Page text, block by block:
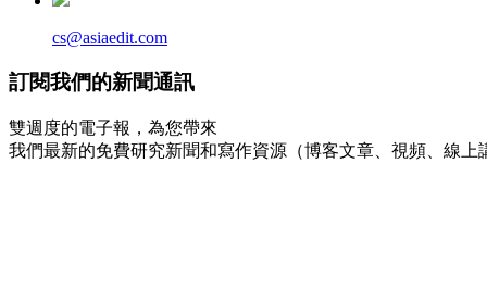
cs@asiaedit.com
訂閱我們的新聞通訊
雙週度的電子報，為您帶來
我們最新的免費研究新聞和寫作資源（博客文章、視頻、線上